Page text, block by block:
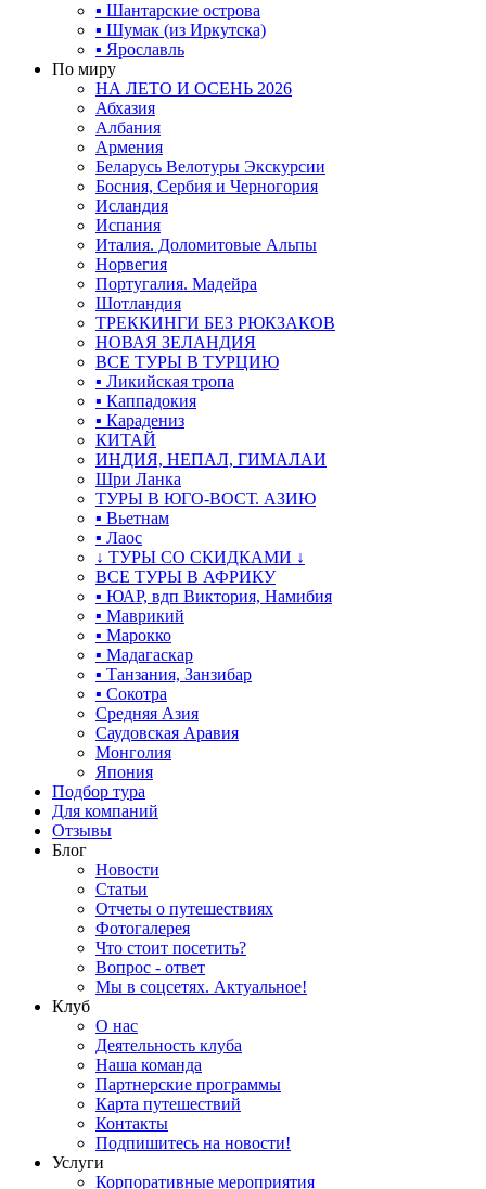
▪ Шантарские острова
▪ Шумак (из Иркутска)
▪ Ярославль
По миру
НА ЛЕТО И ОСЕНЬ 2026
Абхазия
Албания
Армения
Беларусь Велотуры Экскурсии
Босния, Сербия и Черногория
Исландия
Испания
Италия. Доломитовые Альпы
Норвегия
Португалия. Мадейра
Шотландия
ТРЕККИНГИ БЕЗ РЮКЗАКОВ
НОВАЯ ЗЕЛАНДИЯ
ВСЕ ТУРЫ В ТУРЦИЮ
▪ Ликийская тропа
▪ Каппадокия
▪ Карадениз
КИТАЙ
ИНДИЯ, НЕПАЛ, ГИМАЛАИ
Шри Ланка
ТУРЫ В ЮГО-ВОСТ. АЗИЮ
▪ Вьетнам
▪ Лаос
↓ ТУРЫ СО СКИДКАМИ ↓
ВСЕ ТУРЫ В АФРИКУ
▪ ЮАР, вдп Виктория, Намибия
▪ Маврикий
▪ Марокко
▪ Мадагаскар
▪ Танзания, Занзибар
▪ Сокотра
Средняя Азия
Саудовская Аравия
Монголия
Япония
Подбор тура
Для компаний
Отзывы
Блог
Новости
Статьи
Отчеты о путешествиях
Фотогалерея
Что стоит посетить?
Вопрос - ответ
Мы в соцсетях. Актуальное!
Клуб
О нас
Деятельность клуба
Наша команда
Партнерские программы
Карта путешествий
Контакты
Подпишитесь на новости!
Услуги
Корпоративные мероприятия